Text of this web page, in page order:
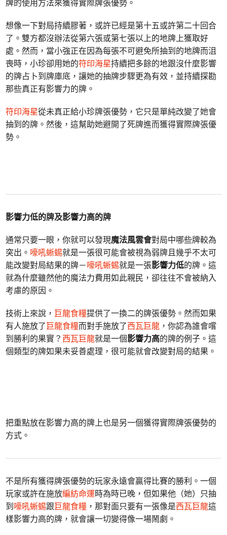
牌的使用方法來獲得實際牌張優勢。
想像一下對局持續膠著，或許已經是第十五或許第二十回合
了。雙方都沒辦法從第六張或第七張以上的地牌上獲取好
處。然而，當小強正在因為每張不可避免所抽到的地牌而沮
喪時，小珍卻用她的符印海星持續把多餘的地跟沒什麼影響
的牌占卜到牌庫底，讓她的抽牌步驟更為有效，並持續探勘
那些真正有影響力的牌。
符印海星從未真正給小珍牌張優勢，它只是單純改變了她會
抽到的牌。然後，這幫助她避開了死牌進而獲得實際牌張優
勢。
影響力低的牌及影響力高的牌
通常只要一眼，你就可以發現魔法風雲會對局中哪些牌較為
突出。 嚎吼蜥蜴就是一張很可能會被視為弱牌且幾乎不太可
能改變對局結果的牌－嚎吼蜥蜴就是一張影響力低的牌。這
就為什麼雖然他的魔法力費用如此親民，卻往往不會被納入
考慮的原因。
技術上來說， 巨龍食糧提供了一換二的牌張優勢。然而如果
有人施放了巨龍食糧而對手施放了西瓦巨龍 ，你認為誰會嚐
到勝利的果實？ 西瓦巨龍就是一個影響力高的牌的例子。這
個類型的牌如果未妥善處理，很可能就會改變對局的結果。
把重點放在影響力高的牌上也是另一個獲得實際牌張優勢的
方式。
不是所有獲得牌張優勢的玩家永遠會贏得比賽的勝利。一個
玩家或許在施放編紡命運時為時已晚，但如果他（她）只抽
到嚎吼蜥蜴跟巨龍食糧 ，那對面只要有一張像是西瓦巨龍這
樣影響力高的牌，就會讓一切變得像一場鬧劇。